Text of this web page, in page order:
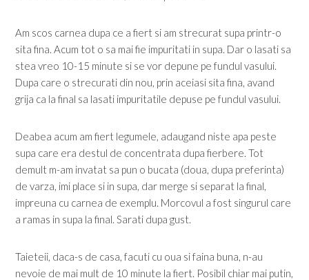
Am scos carnea dupa ce a fiert si am strecurat supa printr-o
sita fina. Acum tot o sa mai fie impuritati in supa. Dar o lasati sa
stea vreo 10-15 minute si se vor depune pe fundul vasului.
Dupa care o strecurati din nou, prin aceiasi sita fina, avand
grija ca la final sa lasati impuritatile depuse pe fundul vasului.
Deabea acum am fiert legumele, adaugand niste apa peste
supa care era destul de concentrata dupa fierbere. Tot
demult m-am invatat sa pun o bucata (doua, dupa preferinta)
de varza, imi place si in supa, dar merge si separat la final,
impreuna cu carnea de exemplu. Morcovul a fost singurul care
a ramas in supa la final. Sarati dupa gust.
Taieteii, daca-s de casa, facuti cu oua si faina buna, n-au
nevoie de mai mult de 10 minute la fiert. Posibil chiar mai putin,